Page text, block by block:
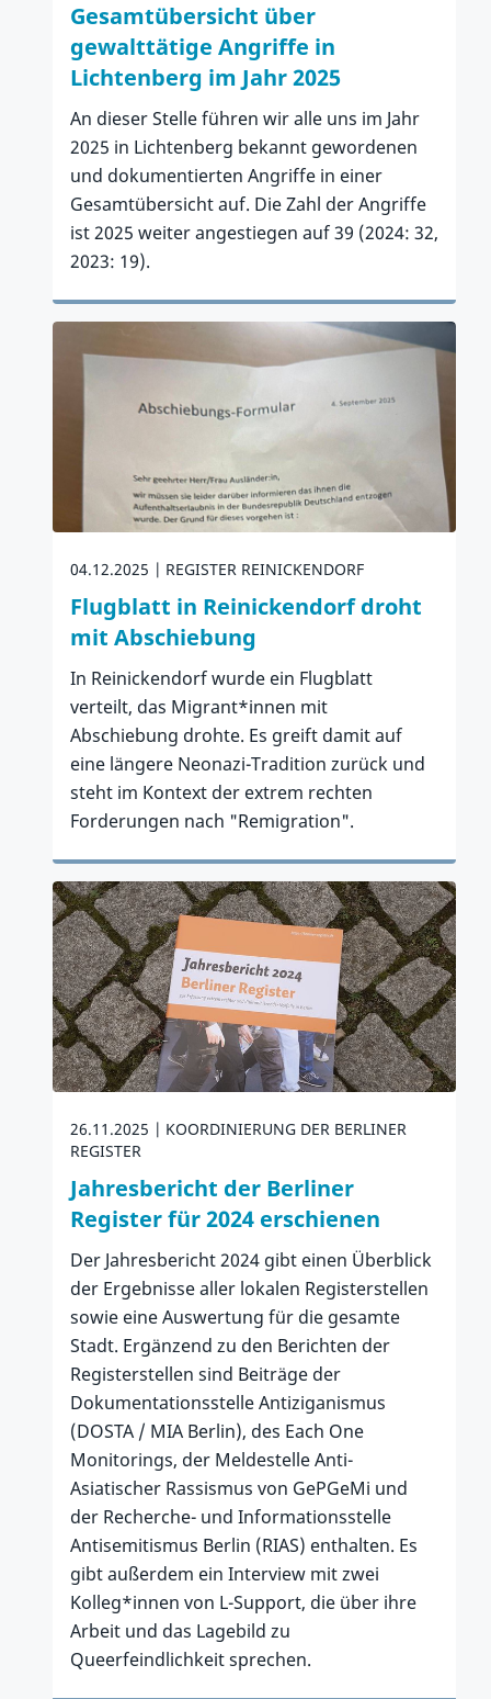
Gesamtübersicht über
gewalttätige Angriffe in
Lichtenberg im Jahr 2025
An dieser Stelle führen wir alle uns im Jahr
2025 in Lichtenberg bekannt gewordenen
und dokumentierten Angriffe in einer
Gesamtübersicht auf. Die Zahl der Angriffe
ist 2025 weiter angestiegen auf 39 (2024: 32,
2023: 19).
Zum Artikel
04.12.2025 REGISTER REINICKENDORF
Flugblatt in Reinickendorf droht
mit Abschiebung
In Reinickendorf wurde ein Flugblatt
verteilt, das Migrant*innen mit
Abschiebung drohte. Es greift damit auf
eine längere Neonazi-Tradition zurück und
steht im Kontext der extrem rechten
Forderungen nach "Remigration".
Zum Artikel
26.11.2025
KOORDINIERUNG DER BERLINER
REGISTER
Jahresbericht der Berliner
Register für 2024 erschienen
Der Jahresbericht 2024 gibt einen Überblick
der Ergebnisse aller lokalen Registerstellen
sowie eine Auswertung für die gesamte
Stadt. Ergänzend zu den Berichten der
Registerstellen sind Beiträge der
Dokumentationsstelle Antiziganismus
(DOSTA / MIA Berlin), des Each One
Monitorings, der Meldestelle Anti-
Asiatischer Rassismus von GePGeMi und
der Recherche- und Informationsstelle
Antisemitismus Berlin (RIAS) enthalten. Es
gibt außerdem ein Interview mit zwei
Kolleg*innen von L-Support, die über ihre
Arbeit und das Lagebild zu
Queerfeindlichkeit sprechen.